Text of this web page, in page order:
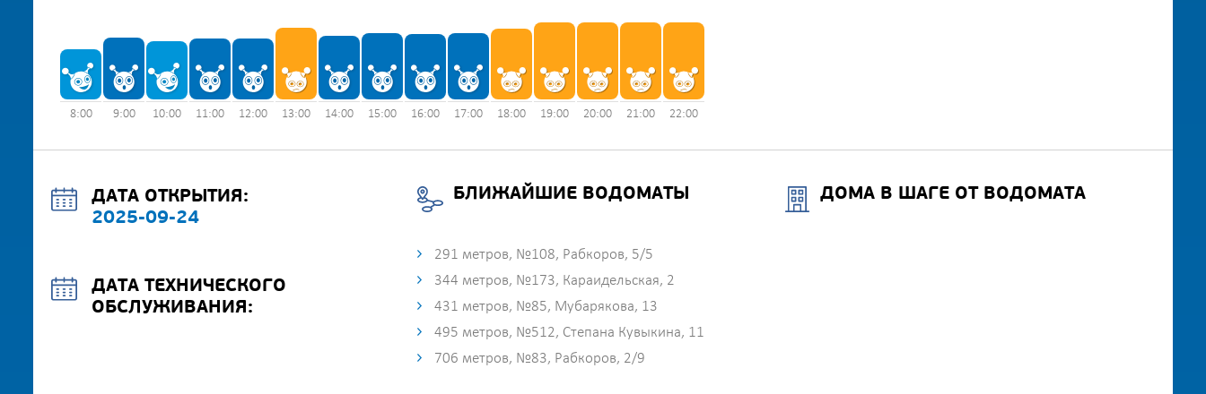
8:00 9:00 10:00 11:00 12:00 13:00 14:00 15:00 16:00 17:00 18:00 19:00 20:00 21:00 22:00
ДАТА ОТКРЫТИЯ:
2025-09-24
ДАТА ТЕХНИЧЕСКОГО
ОБСЛУЖИВАНИЯ:
БЛИЖАЙШИЕ ВОДОМАТЫ
291 метров, №108, Рабкоров, 5/5
344 метров, №173, Караидельская, 2
431 метров, №85, Мубарякова, 13
495 метров, №512, Степана Кувыкина, 11
706 метров, №83, Рабкоров, 2/9
ДОМА В ШАГЕ ОТ ВОДОМАТА